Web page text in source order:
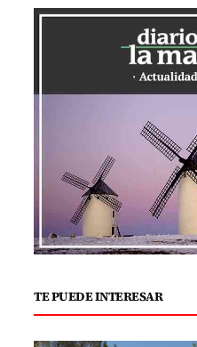
TE PUEDE INTERESAR